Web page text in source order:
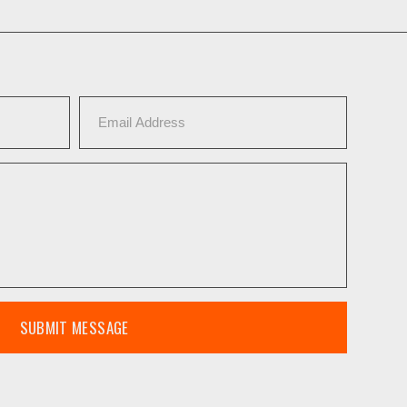
SUBMIT MESSAGE